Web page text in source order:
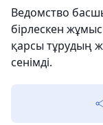
Ведомство
бірлескен
қарсы тұрудың
сенімді.